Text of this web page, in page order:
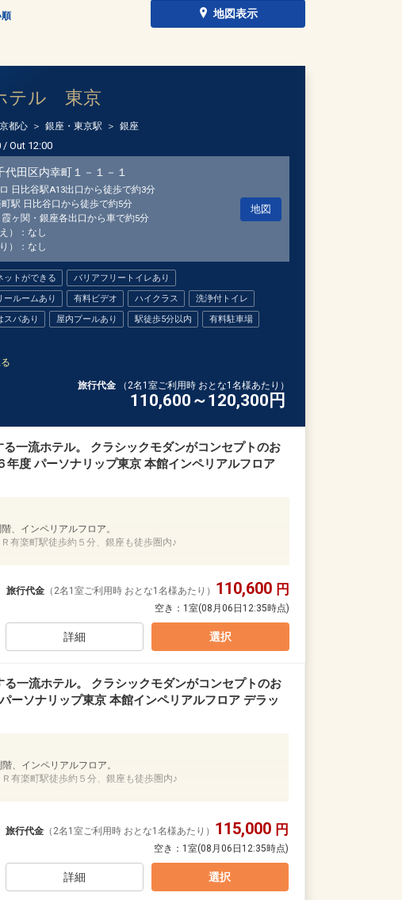
地図表示
テル 東京
都心 銀座・東京駅 銀座
/ Out 12:00
代田区内幸町１－１－１
日比谷駅A13出口から徒歩で約3分
町駅 日比谷口から徒歩で約5分
ヶ関・銀座各出口から車で約5分
）：なし
）：なし
地図
ットができる
バリアフリートイレあり
ールームあり
有料ビデオ ハイクラス
洗浄付トイレ
スパあり
屋内プールあり 駅徒歩5分以内
有料駐車場
旅行代金 （2名1室ご利用時 おとな1名様あたり）
110,600～120,300 円
一流ホテル。 クラシックモダンがコンセプトのお
年度 パーソナリップ東京 本館インペリアルフロア
、インペリアルフロア。
有楽町駅徒歩約５分、銀座も徒歩圏内♪
ットボトルをご用意！（滞在中１回）
地下3階、【帝国ホテルタワー】地上31階、地下4階～
台として、いつの時代も心をこめてお客様をお迎えしてまいり
「おもてなし」と最新設備をあわせ持ち、
ーションは、丸の内や銀座まで徒歩圏内とビジネス・観光の
口から徒歩で約3分。
徒歩で約5分。
クスツインにご宿泊のお客様は下記内容をご利用いただけます。
ト（8：00～21：00）
ドリンクをお部屋でお楽しみいただけます
旅行代金 （2名1室ご利用時 おとな1名様あたり） 110,600 円
空き： 1室(08月06日12:35時点)
詳細 選択
一流ホテル。 クラシックモダンがコンセプトのお
ーソナリップ東京 本館インペリアルフロア デラッ
、インペリアルフロア。
有楽町駅徒歩約５分、銀座も徒歩圏内♪
ットボトルをご用意！（滞在中１回／１部屋ごと）
地下3階、【帝国ホテルタワー】地上31階、地下4階～
旅行代金 （2名1室ご利用時 おとな1名様あたり） 115,000 円
空き： 1室(08月06日12:35時点)
詳細 選択